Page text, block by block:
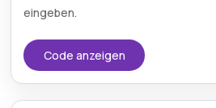
eingeben.
Code anzeigen